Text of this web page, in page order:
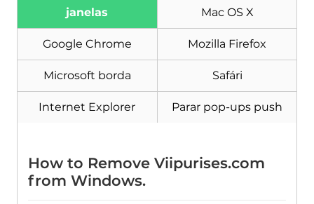
janelas Mac OS X
Google Chrome Mozilla Firefox
Microsoft borda Safári
Internet Explorer Parar pop-ups push
How to Remove Viipurises.com
from Windows.
Baixar
Remoção de Malware
Ferramenta